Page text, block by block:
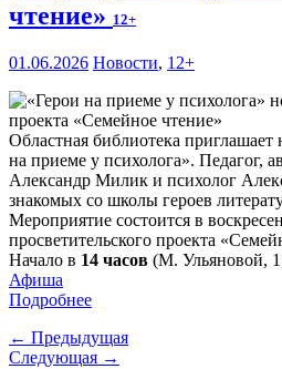
чтение» 12+
01.06.2026 Новости, 12+
Областная библиотека
на приеме у психолога».
Александр Милик и психолог
знакомых со школы героев
Мероприятие состоится в
просветительского проекта
Начало в 14 часов (М. Ульяновой,
Афиша
Подробнее
← Предыдущая
Следующая →